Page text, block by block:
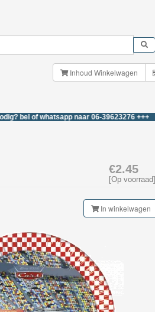
Inhoud Winkelwagen
of whatsapp naar 06-39623276 +++
€2.45
[Op voorraad]
In winkelwagen